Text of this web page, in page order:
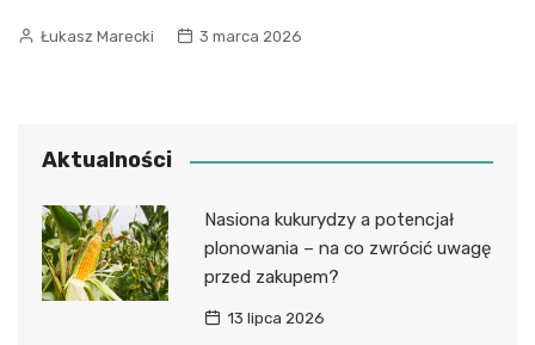
Łukasz Marecki 3 marca 2026
Aktualności
Nasiona kukurydzy a potencjał
plonowania – na co zwrócić uwagę
przed zakupem?
13 lipca 2026